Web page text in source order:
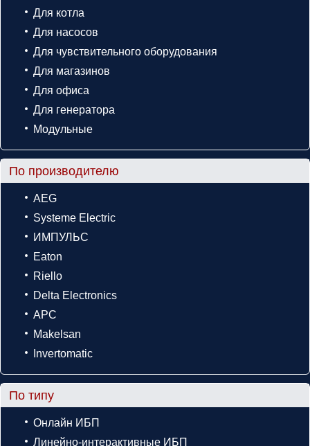
Для котла
Для насосов
Для чувствительного оборудования
Для магазинов
Для офиса
Для генератора
Модульные
По производителю
AEG
Systeme Electric
ИМПУЛЬС
Eaton
Riello
Delta Electronics
APC
Makelsan
Invertomatic
По типу
Онлайн ИБП
Линейно-интерактивные ИБП